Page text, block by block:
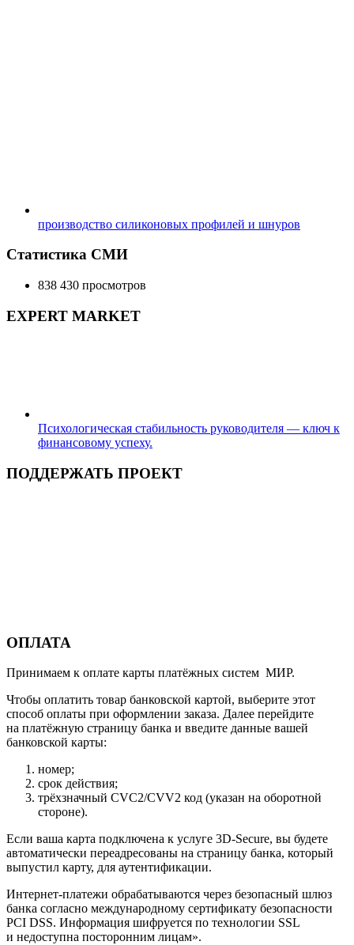
производство силиконовых профилей и шнуров
Статистика СМИ
838 430 просмотров
EXPERT MARKET
Психологическая стабильность руководителя — ключ к
финансовому успеху.
ПОДДЕРЖАТЬ ПРОЕКТ
ОПЛАТА
Принимаем к оплате карты платёжных систем МИР.
Чтобы оплатить товар банковской картой, выберите этот
способ оплаты при оформлении заказа. Далее перейдите
на платёжную страницу банка и введите данные вашей
банковской карты:
номер;
срок действия;
трёхзначный CVC2/CVV2 код (указан на оборотной
стороне).
Если ваша карта подключена к услуге 3D-Secure, вы будете
автоматически переадресованы на страницу банка, который
выпустил карту, для аутентификации.
Интернет-платежи обрабатываются через безопасный шлюз
банка согласно международному сертификату безопасности
PCI DSS. Информация шифруется по технологии SSL
и недоступна посторонним лицам».